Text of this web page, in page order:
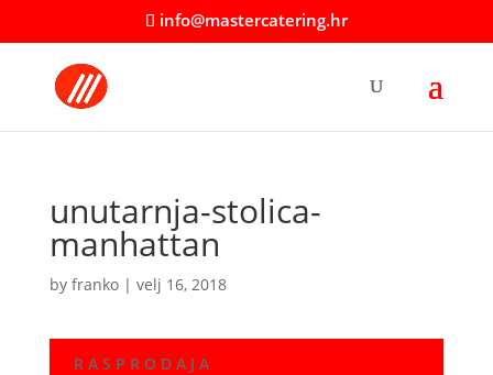
info@mastercatering.hr
unutarnja-stolica-
manhattan
by franko| velj 16, 2018
R A S P R O D A J A